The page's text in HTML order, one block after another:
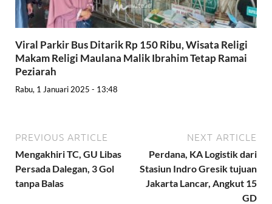
Viral Parkir Bus Ditarik Rp 150 Ribu, Wisata Religi
Makam Religi Maulana Malik Ibrahim Tetap Ramai
Peziarah
Rabu, 1 Januari 2025 - 13:48
PREVIOUS ARTICLE
Mengakhiri TC, GU Libas
Persada Dalegan, 3 Gol
tanpa Balas
NEXT ARTICLE
Perdana, KA Logistik dari
Stasiun Indro Gresik tujuan
Jakarta Lancar, Angkut 15
GD